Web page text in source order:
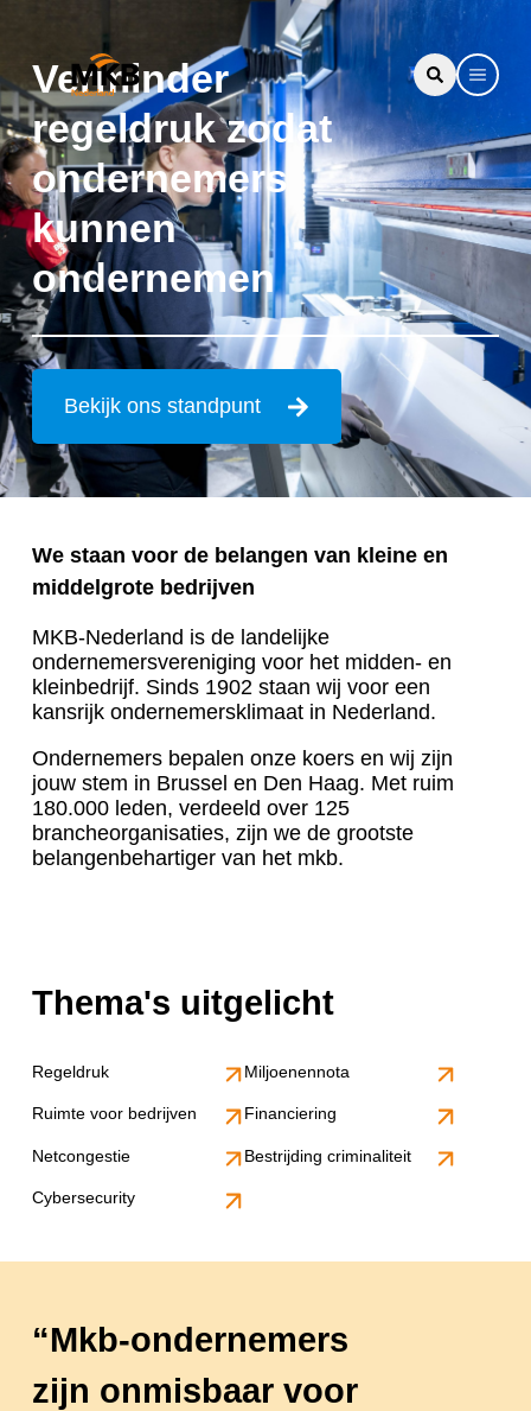
Verminder
regeldruk zodat
ondernemers
kunnen
ondernemen
Bekijk ons standpunt
We staan voor de belangen van kleine en
middelgrote bedrijven
MKB-Nederland is de landelijke
ondernemersvereniging voor het midden- en
kleinbedrijf. Sinds 1902 staan wij voor een
kansrijk ondernemersklimaat in Nederland.
Ondernemers bepalen onze koers en wij zijn
jouw stem in Brussel en Den Haag. Met ruim
180.000 leden, verdeeld over 125
brancheorganisaties, zijn we de grootste
belangenbehartiger van het mkb.
Thema's uitgelicht
Regeldruk Miljoenennota
Ruimte voor bedrijven Financiering
Netcongestie Bestrijding criminaliteit
Cybersecurity
Mkb-ondernemers
zijn onmisbaar voor